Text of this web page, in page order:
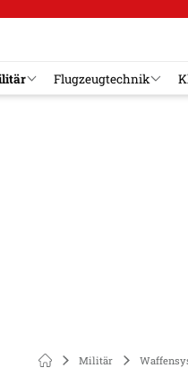
Flugzeugtechnik
Militär